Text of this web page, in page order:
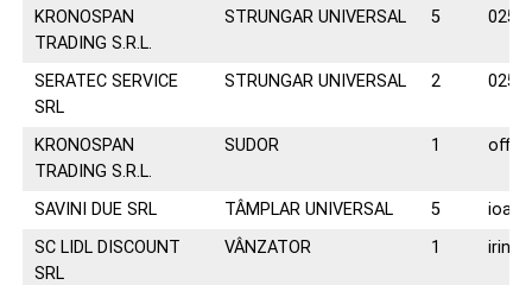
KRONOSPAN
TRADING S.R.L.
STRUNGAR UNIVERSAL 5
SERATEC SERVICE
SRL
STRUNGAR UNIVERSAL 2
KRONOSPAN
TRADING S.R.L.
SUDOR 1
SAVINI DUE SRL TÂMPLAR UNIVERSAL 5
SC LIDL DISCOUNT
SRL
VÂNZATOR 1